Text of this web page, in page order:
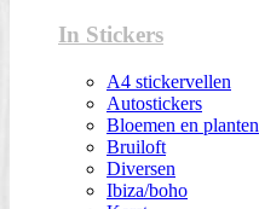
In Stickers
A4 stickervellen
Autostickers
Bloemen en planten
Bruiloft
Diversen
Ibiza/boho